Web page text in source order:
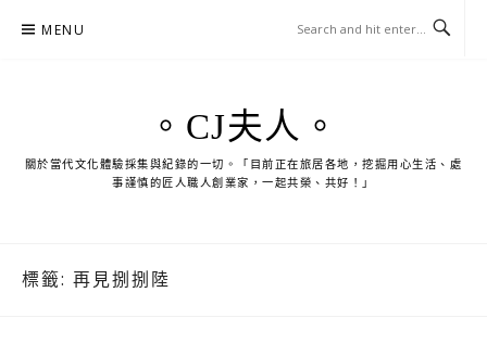
MENU
。CJ夫人。
關於當代文化體驗採集與紀錄的一切。「目前正在旅居各地，挖掘用心生活、處
事謹慎的匠人職人創業家，一起共榮、共好！」
標籤: 再見捌捌陸